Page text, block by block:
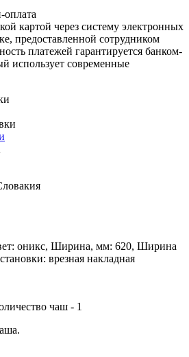
картой через систему электронных
предоставленной сотрудником
платежей гарантируется банком-
использует современные
оникс, Ширина, мм: 620, Ширина
врезная накладная
чаш - 1